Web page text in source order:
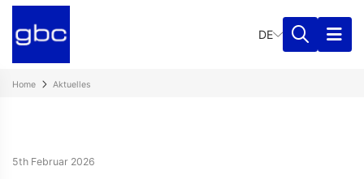
DE
Home Aktuelles
5th Februar 2026